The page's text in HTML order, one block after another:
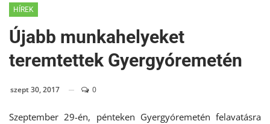
HÍREK
Újabb munkahelyeket
teremtettek Gyergyóremetén
szept 30, 2017 0
Szeptember 29-én, pénteken Gyergyóremetén felavatásra